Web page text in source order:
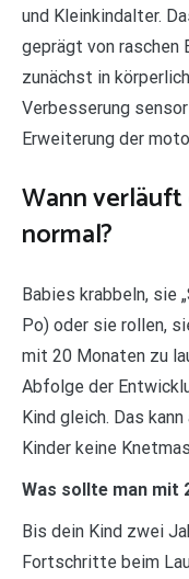
und Kleinkindalter.
geprägt von
zunächst in
Verbesserung
Erweiterung der
Wann
normal?
Babies krabbeln, sie
Po) oder sie rollen,
mit 20 Monaten zu
Abfolge der
Kind gleich. Das
Kinder keine
Was sollte man mit
Bis dein Kind zwei
Fortschritte beim